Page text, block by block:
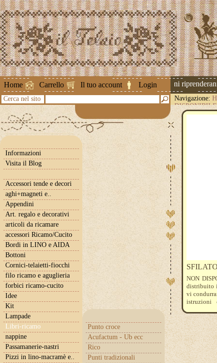
Home Carrello Il tuo account Login
Attenzione ! Le spedizioni
Cerca nel sito Navigazione:
DISPONIBILE
Informazioni
Visita il Blog
Accessori tende e decori
aghi+magneti e..
Appendini
Art. regalo e decorativi
articoli da ricamare
accessori Ricamo/Cucito
Bordi in LINO e AIDA
Bottoni
Cornici-telaietti-fiocchi
filo ricamo e aguglieria
forbici ricamo-cucito
Idee
Kit
Lampade
Libri-ricamo
Punto croce
Acufactum - Ub ecc
Rico
Punti tradizionali
nappine
Passamanerie-nastri
Pizzi in lino-macramè e..
NON
distribuito
vi
istruzioni
per la casa